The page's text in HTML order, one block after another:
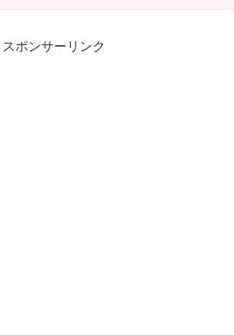
スポンサーリンク